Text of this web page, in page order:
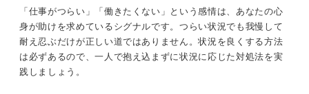
仕事がつらい状況を良くする3ステップ
つらいのはなぜ？ 「仕事がつらい」を発生さ
せる10個の原因
※AIの特性上、間違いが含まれている場合があります。記事本文
「仕事がつらい」「働きたくない」という感情は、あなたの心
身が助けを求めているシグナルです。つらい状況でも我慢して
耐え忍ぶだけが正しい道ではありません。状況を良くする方法
は必ずあるので、一人で抱え込まずに状況に応じた対処法を実
践しましょう。